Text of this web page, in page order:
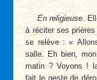
En religieuse.
à réciter ses
se relève : «
salle. Eh bien,
matin ? Voyons !
fait le geste de